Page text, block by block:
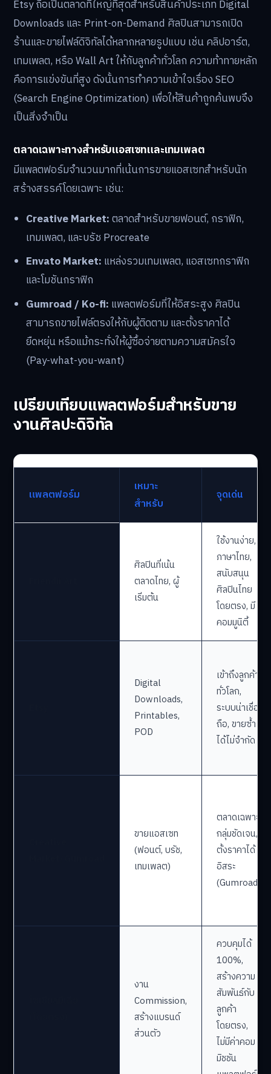
แพลตฟอร์มต่างประเทศ: ขยายฐานลูกค้าสู่ตลาด
โลก
การขายงานในตลาดต่างประเทศช่วยเพิ่มโอกาสในการสร้าง
รายได้และทำให้ผลงานเป็นที่รู้จักในระดับสากล แม้จะมีการ
แข่งขันสูง แต่ก็มีฐานลูกค้าขนาดใหญ่รออยู่
Etsy ถือเป็นตลาดที่ใหญ่ที่สุดสำหรับสินค้าประเภท Digital
Downloads และ Print-on-Demand ศิลปินสามารถเปิด
ร้านและขายไฟล์ดิจิทัลได้หลากหลายรูปแบบ เช่น คลิปอาร์ต,
เทมเพลต, หรือ Wall Art ให้กับลูกค้าทั่วโลก ความท้าทายหลัก
คือการแข่งขันที่สูง ดังนั้นการทำความเข้าใจเรื่อง SEO
(Search Engine Optimization) เพื่อให้สินค้าถูกค้นพบจึง
เป็นสิ่งจำเป็น
ตลาดเฉพาะทางสำหรับแอสเซทและเทมเพลต
มีแพลตฟอร์มจำนวนมากที่เน้นการขายแอสเซทสำหรับนัก
สร้างสรรค์โดยเฉพาะ เช่น:
Envato Market:แหล่งรวมเทมเพลต, แอสเซทกราฟิก
และโมชันกราฟิก
Gumroad / Ko-fi:แพลตฟอร์มที่ให้อิสระสูง ศิลปิน
ยืดหยุ่น หรือแม้กระทั่งให้ผู้ซื้อจ่ายตามความสมัครใจ
เปรียบเทียบแพลตฟอร์มสำหรับขาย
เหมาะ
ศิลปินที่เน้น
ตลาดไทย, ผู้
ใช้งานง่าย,
ภาษาไทย,
สนับสนุน
ศิลปินไทย
คอมมูนิตี้
Digital
Downloads,
Printables,
เข้าถึงลูกค้า
ทั่วโลก,
ระบบน่าเชื่อ
ถือ, ขายซ้ำ
ขายแอสเซท
(ฟอนต์, บรัช,
เทมเพลต)
ตลาดเฉพาะ
กลุ่มชัดเจน,
ตั้งราคาได้
อิสระ
(Gumroad)